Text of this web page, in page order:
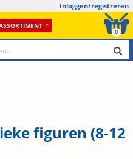
Inloggen/registreren
0
figuren (8-12